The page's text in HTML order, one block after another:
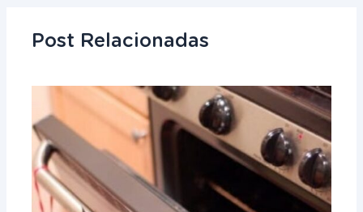
Post Relacionadas